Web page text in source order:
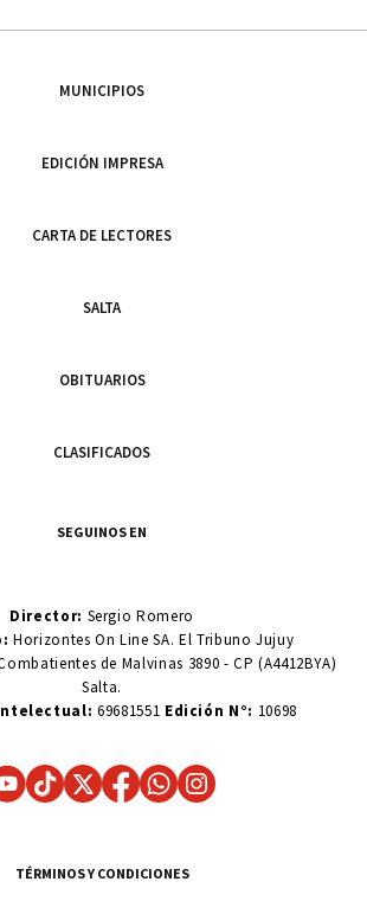
MUNICIPIOS
EDICIÓN IMPRESA
CARTA DE LECTORES
SALTA
OBITUARIOS
CLASIFICADOS
SEGUINOS EN
Director: Sergio Romero
Horizontes On Line SA. El Tribuno Jujuy
de Malvinas 3890 - CP (A4412BYA)
Salta.
69681551 Edición N°: 10698
TÉRMINOS Y CONDICIONES